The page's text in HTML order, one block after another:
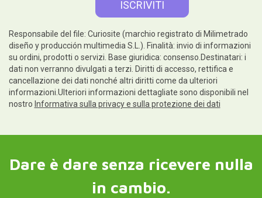
Responsabile del file: Curiosite (marchio registrato di Milimetrado
diseño y producción multimedia S.L.). Finalità: invio di informazioni
su ordini, prodotti o servizi. Base giuridica: consenso.Destinatari: i
dati non verranno divulgati a terzi. Diritti di accesso, rettifica e
cancellazione dei dati nonché altri diritti come da ulteriori
informazioni.Ulteriori informazioni dettagliate sono disponibili nel
nostro Informativa sulla privacy e sulla protezione dei dati
Dare è dare senza ricevere nulla
in cambio.